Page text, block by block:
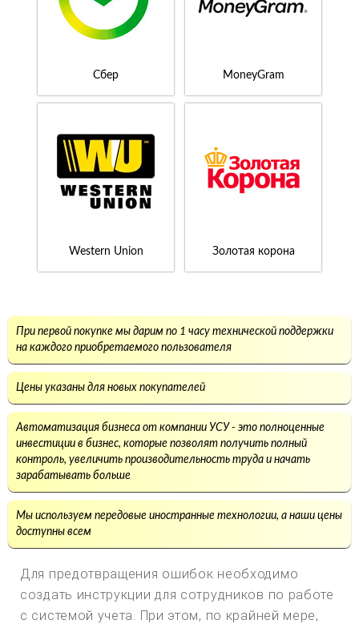
Сбер MoneyGram
Western Union Золотая корона
При первой покупке мы дарим по 1 часу технической поддержки
на каждого приобретаемого пользователя
Цены указаны для новых покупателей
Автоматизация бизнеса от компании УСУ - это полноценные
инвестиции в бизнес, которые позволят получить полный
контроль, увеличить производительность труда и начать
зарабатывать больше
Мы используем передовые иностранные технологии, а наши цены
доступны всем
Для предотвращения ошибок необходимо
создать инструкции для сотрудников по работе
с системой учета. При этом, по крайней мере,